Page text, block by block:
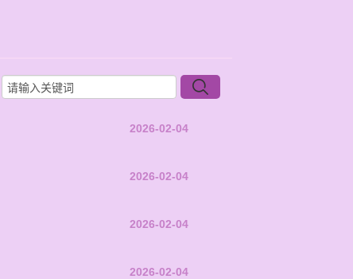
2026-02-04
2026-02-04
2026-02-04
2026-02-04